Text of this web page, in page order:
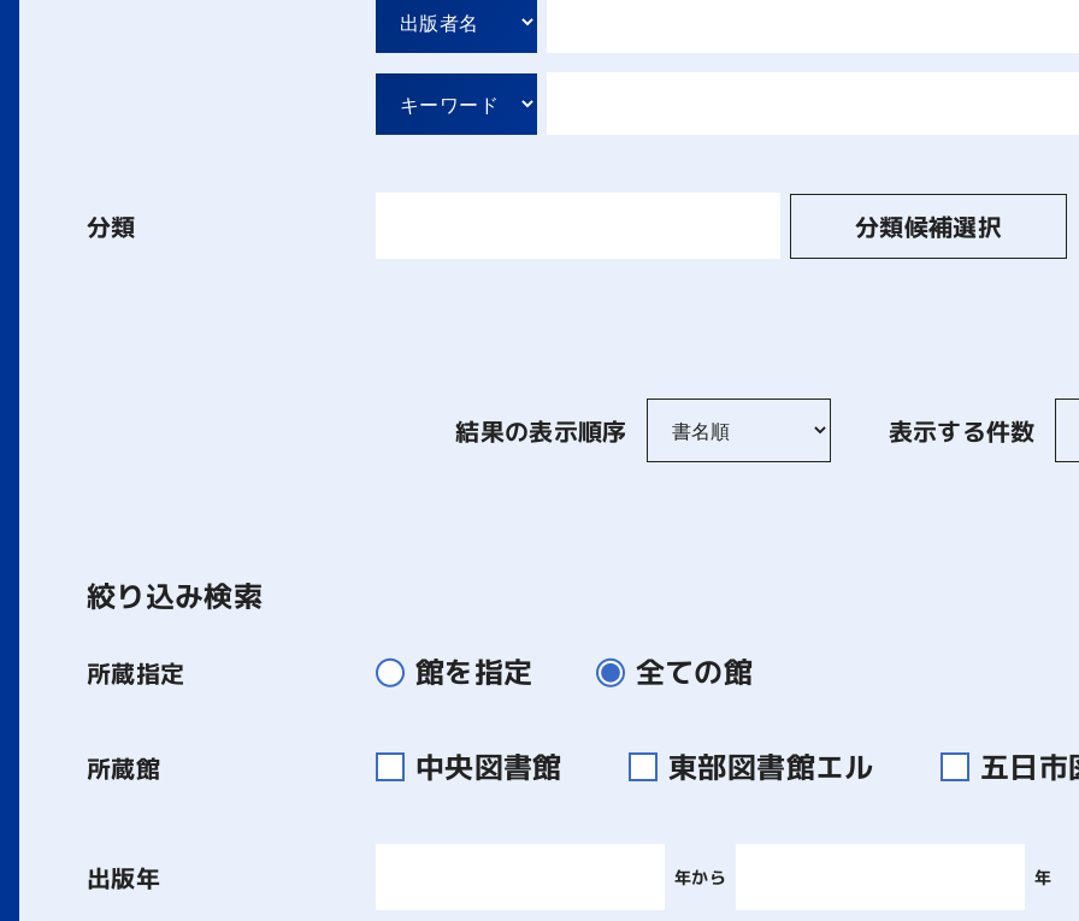
分類 分類候補選択
結果の表示順序 表示する件数
絞り込み検索
所蔵指定 館を指定 全ての館
所蔵館 中央図書館 東部図書館エル 五日
出版年 年から 年